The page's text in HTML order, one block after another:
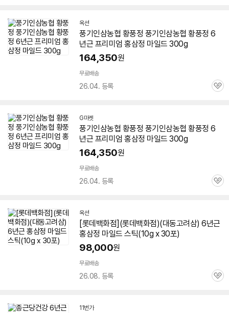
옥션
풍기인삼농협 황풍정 풍기인삼농협 황풍정 6
년근 프리미엄 홍삼정 마일드 300g
164,350원
무료배송
26.04. 등록
관
G마켓
풍기인삼농협 황풍정 풍기인삼농협 황풍정 6
년근 프리미엄 홍삼정 마일드 300g
164,350원
무료배송
26.04. 등록
관
옥션
[롯데백화점](롯데백화점)(대동고려삼) 6년근
홍삼정 마일드 스틱(10g x 30포)
98,000원
무료배송
26.08. 등록
관
11번가